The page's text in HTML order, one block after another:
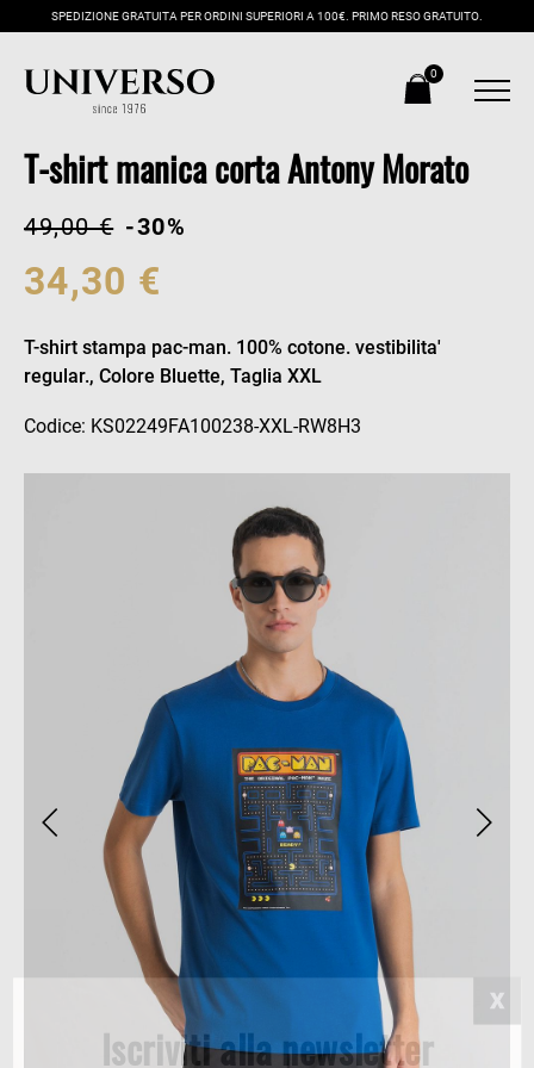
SPEDIZIONE GRATUITA PER ORDINI SUPERIORI A 100€. PRIMO RESO GRATUITO.
0
T-shirt manica corta Antony Morato
49,00 € -30%
34,30 €
T-shirt stampa pac-man. 100% cotone. vestibilita'
regular., Colore Bluette, Taglia XXL
Codice: KS02249FA100238-XXL-RW8H3
Iscriviti alla newsletter